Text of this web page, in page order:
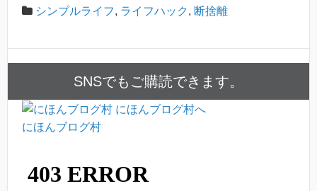
シンプルライフ, ライフハック , 断捨離
SNSでもご購読できます。
にほんブログ村